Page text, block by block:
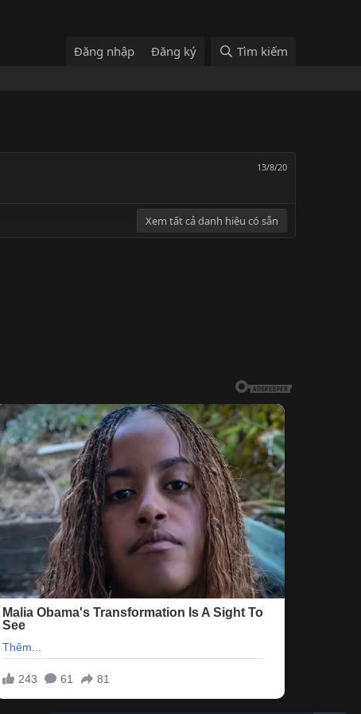
Đăng nhập Đăng ký Tìm kiếm
13/8/20
Xem tất cả danh hiệu có sẵn